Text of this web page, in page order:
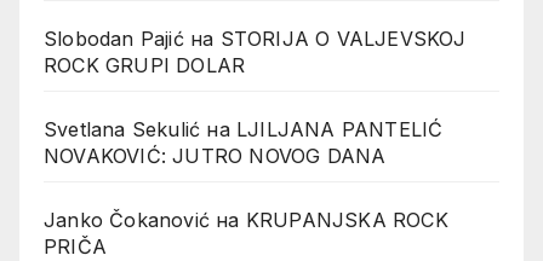
Slobodan Pajićна STORIJA O VALJEVSKOJ
ROCK GRUPI DOLAR
Svetlana Sekulić на LJILJANA PANTELIĆ
NOVAKOVIĆ: JUTRO NOVOG DANA
Janko Čokanović на KRUPANJSKA ROCK
PRIČA